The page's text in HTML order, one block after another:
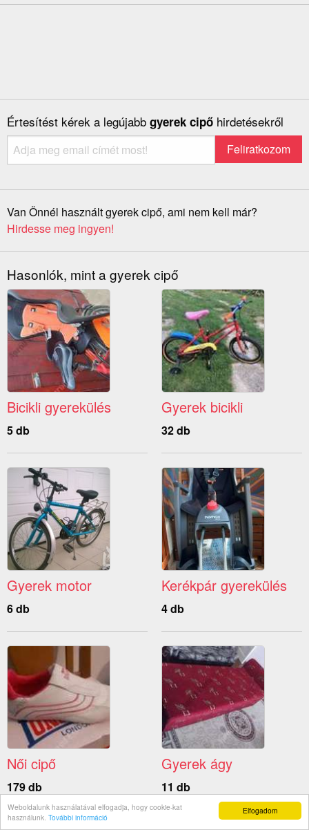
Elfogadom
Weboldalunk használatával elfogadja, hogy cookie-kat
használunk. További információ
Értesítést kérek a legújabb gyerek cipő hirdetésekről
Van Önnél használt gyerek cipő, ami nem kell már?
Hirdesse meg ingyen!
Hasonlók, mint a gyerek cipő
Bicikli gyerekülés
5 db
Gyerek bicikli
32 db
Gyerek motor
6 db
Kerékpár gyerekülés
4 db
Női cipő
179 db
Gyerek ágy
11 db